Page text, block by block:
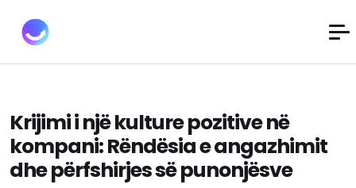
Krijimi i një kulture pozitive në
kompani: Rëndësia e angazhimit
dhe përfshirjes së punonjësve